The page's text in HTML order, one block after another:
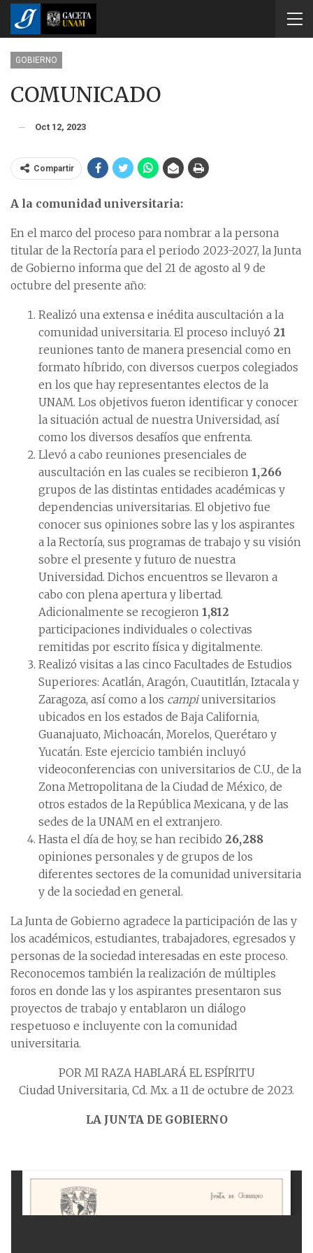
GOBIERNO
COMUNICADO
Oct 12, 2023
Compartir
A la comunidad universitaria:
En el marco del proceso para nombrar a la persona
titular de la Rectoría para el periodo 2023-2027, la Junta
de Gobierno informa que del 21 de agosto al 9 de
octubre del presente año:
Realizó una extensa e inédita auscultación a la
comunidad universitaria. El proceso incluyó 21
reuniones tanto de manera presencial como en
formato híbrido, con diversos cuerpos colegiados
en los que hay representantes electos de la
UNAM. Los objetivos fueron identificar y conocer
la situación actual de nuestra Universidad, así
como los diversos desafíos que enfrenta.
Llevó a cabo reuniones presenciales de
auscultación en las cuales se recibieron 1,266
grupos de las distintas entidades académicas y
dependencias universitarias. El objetivo fue
conocer sus opiniones sobre las y los aspirantes
a la Rectoría, sus programas de trabajo y su visión
sobre el presente y futuro de nuestra
Universidad. Dichos encuentros se llevaron a
cabo con plena apertura y libertad.
Adicionalmente se recogieron 1,812
participaciones individuales o colectivas
remitidas por escrito física y digitalmente.
Realizó visitas a las cinco Facultades de Estudios
Superiores: Acatlán, Aragón, Cuautitlán, Iztacala y
Zaragoza, así como a los campiuniversitarios
ubicados en los estados de Baja California,
Guanajuato, Michoacán, Morelos, Querétaro y
Yucatán. Este ejercicio también incluyó
videoconferencias con universitarios de C.U., de la
Zona Metropolitana de la Ciudad de México, de
otros estados de la República Mexicana, y de las
sedes de la UNAM en el extranjero.
Hasta el día de hoy, se han recibido 26,288
opiniones personales y de grupos de los
diferentes sectores de la comunidad universitaria
y de la sociedad en general.
La Junta de Gobierno agradece la participación de las y
los académicos, estudiantes, trabajadores, egresados y
personas de la sociedad interesadas en este proceso.
Reconocemos también la realización de múltiples
foros en donde las y los aspirantes presentaron sus
proyectos de trabajo y entablaron un diálogo
respetuoso e incluyente con la comunidad
universitaria.
POR MI RAZA HABLARÁ EL ESPÍRITU
Ciudad Universitaria, Cd. Mx. a 11 de octubre de 2023.
LA JUNTA DE GOBIERNO